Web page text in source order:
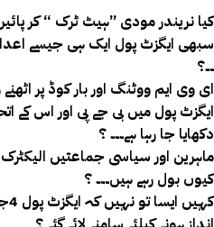
کیا نریندر مودی ”ہیٹ ٹرک “ کر
سبھی ایگزٹ پول ایک ہی جیسے
۔۔؟
ای وی ایم ووٹنگ اور بار کوڈ پر اٹھنے
ایگزٹ پول میں بی جے پی اور اس کے
دکھایا جا رہا ہے۔۔۔ ؟
ماہرین اور سیاسی جماعتیں
کیوں بول رہے ہیں۔۔۔ ؟